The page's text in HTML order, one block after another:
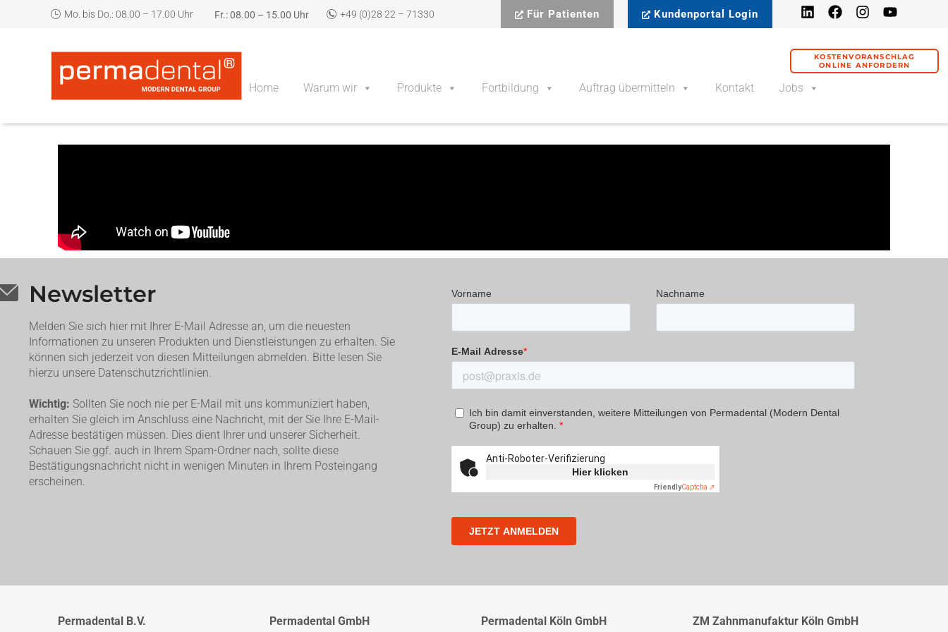
Mo. bis Do.: 08.00 – 17.00 Uhr Fr.: 08.00 – 15.00 Uhr +49 (0)28 22 – 71330 Für Patienten Kundenportal Login
Home Warum wir Produkte Fortbildung Auftrag übermitteln Kontakt Jobs
KOSTENVORANSCHLAG
ONLINE ANFORDERN
Newsletter
Melden Sie sich hier mit Ihrer E-Mail Adresse an, um die neuesten
Informationen zu unseren Produkten und Dienstleistungen zu erhalten. Sie
können sich jederzeit von diesen Mitteilungen abmelden. Bitte lesen Sie
hierzu unsere Datenschutzrichtlinien.
Wichtig: Sollten Sie noch nie per E-Mail mit uns kommuniziert haben,
erhalten Sie gleich im Anschluss eine Nachricht, mit der Sie Ihre E-Mail-
Adresse bestätigen müssen. Dies dient Ihrer und unserer Sicherheit.
Schauen Sie ggf. auch in Ihrem Spam-Ordner nach, sollte diese
Bestätigungsnachricht nicht in wenigen Minuten in Ihrem Posteingang
erscheinen.
Permadental B.V.
Permadental GmbH
Permadental Köln GmbH
ZM Zahnmanufaktur Köln GmbH